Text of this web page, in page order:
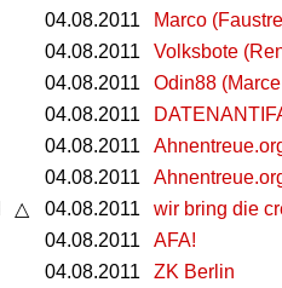
04.08.2011
Marco
04.08.2011
Volksbote
04.08.2011
Odin88
04.08.2011
04.08.2011
04.08.2011
△ 04.08.2011
wir bring die
04.08.2011
AFA!
04.08.2011 ZK Berlin